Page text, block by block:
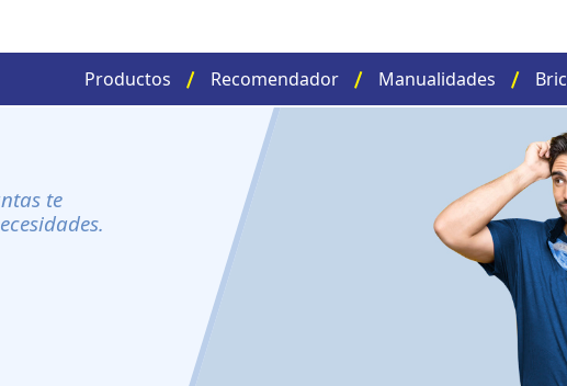
Productos Recomendador Manualidades
te